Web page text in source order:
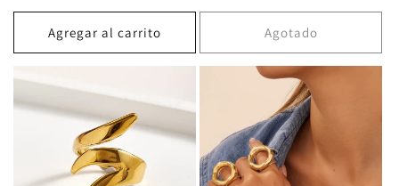
habitual
Agregar al carrito Agotado